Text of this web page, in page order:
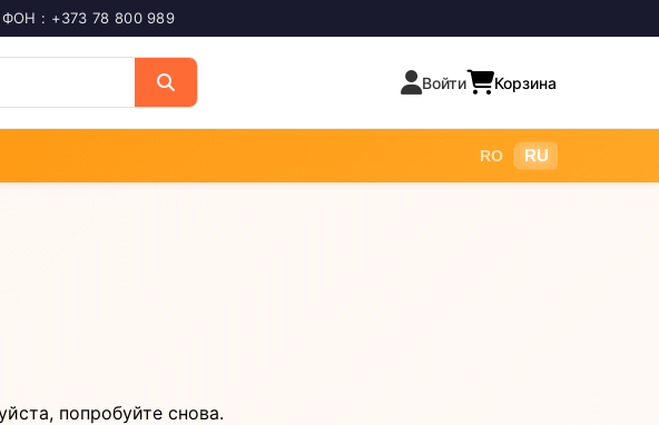
: +373 78 800 989
Войти Корзина
RO RU
попробуйте снова.